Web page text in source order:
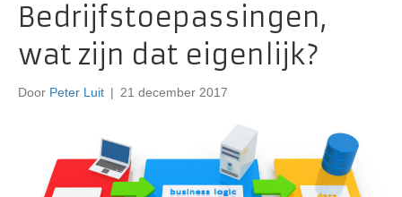
Bedrijfstoepassingen,
wat zijn dat eigenlijk?
Door Peter Luit | 21 december 2017